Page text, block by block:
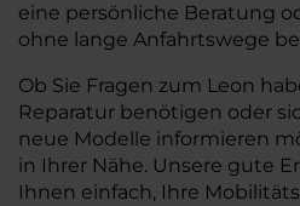
eine persönliche Beratung
ohne lange Anfahrtswege
Ob Sie Fragen zum Leon
Reparatur benötigen oder
neue Modelle informieren
in Ihrer Nähe. Unsere gute
Ihnen einfach, Ihre